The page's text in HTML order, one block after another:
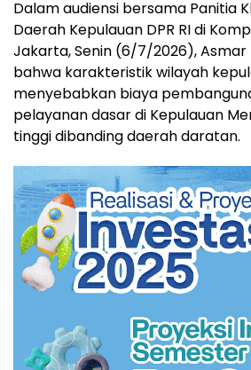
Dalam audiensi bersama Panitia
Daerah Kepulauan DPR RI di
Jakarta, Senin (6/7/2026),
bahwa karakteristik wilayah
menyebabkan biaya
pelayanan dasar di Kepulauan
tinggi dibanding daerah daratan.